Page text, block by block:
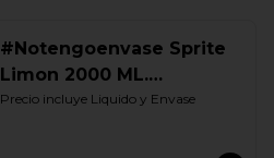
#Notengoenvase Sprite
Limon 2000 ML.
Retornable
Precio incluye Liquido y Envase